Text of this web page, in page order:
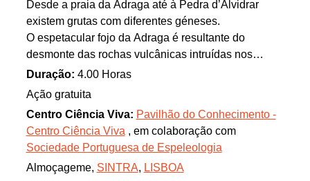
Desde a praia da Adraga até à Pedra d’Alvidrar
existem grutas com diferentes géneses.
O espetacular fojo da Adraga é resultante do
desmonte das rochas vulcânicas intruídas nos
calcários.
A gruta da Pedra d’Alvidrar constitui um conjunto de
galerias abertas ao longo das camadas muito
inclinadas.
Duração: 4.00 Horas
Ação gratuita
Centro Ciência Viva: Pavilhão do Conhecimento -
Centro Ciência Viva , em colaboração com
Sociedade Portuguesa de Espeleologia
Almoçageme, SINTRA, LISBOA